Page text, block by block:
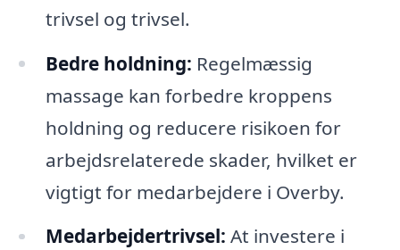
trivsel og trivsel.
Bedre holdning: Regelmæssig
massage kan forbedre kroppens
holdning og reducere risikoen for
arbejdsrelaterede skader, hvilket er
vigtigt for medarbejdere i Overby.
Medarbejdertrivsel: At investere i